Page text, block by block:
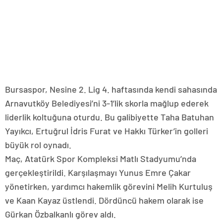
Bursaspor, Nesine 2. Lig 4. haftasında kendi sahasında
Arnavutköy Belediyesi’ni 3-1’lik skorla mağlup ederek
liderlik koltuğuna oturdu. Bu galibiyette Taha Batuhan
Yayıkcı, Ertuğrul İdris Furat ve Hakkı Türker’in golleri
büyük rol oynadı.
Maç, Atatürk Spor Kompleksi Matlı Stadyumu’nda
gerçekleştirildi. Karşılaşmayı Yunus Emre Çakar
yönetirken, yardımcı hakemlik görevini Melih Kurtuluş
ve Kaan Kayaz üstlendi. Dördüncü hakem olarak ise
Gürkan Özbalkanlı görev aldı.